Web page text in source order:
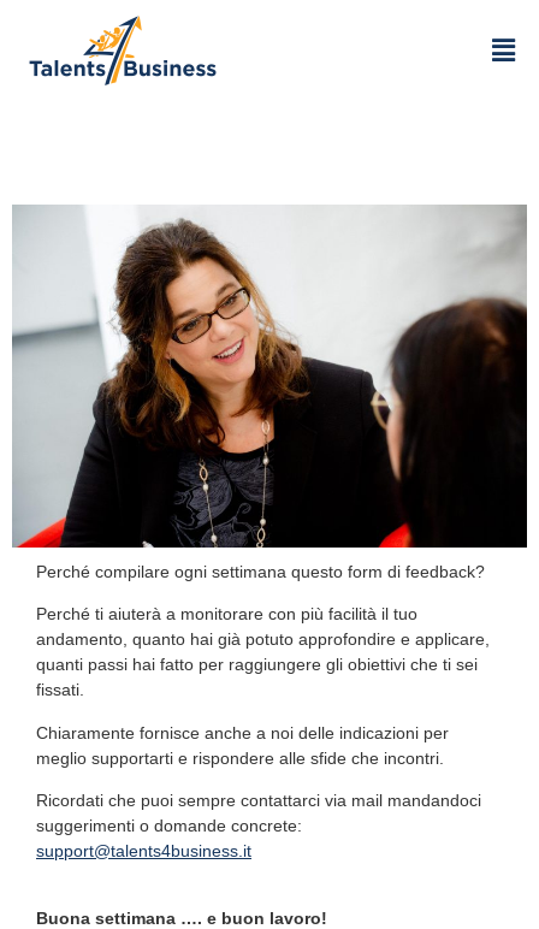
Perché compilare ogni settimana questo form di feedback?
Perché ti aiuterà a monitorare con più facilità il tuo
andamento, quanto hai già potuto approfondire e applicare,
quanti passi hai fatto per raggiungere gli obiettivi che ti sei
fissati.
Chiaramente fornisce anche a noi delle indicazioni per
meglio supportarti e rispondere alle sfide che incontri.
Ricordati che puoi sempre contattarci via mail mandandoci
suggerimenti o domande concrete:
support@talents4business.it
Buona settimana …. e buon lavoro!